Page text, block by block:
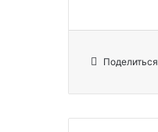
Поделиться